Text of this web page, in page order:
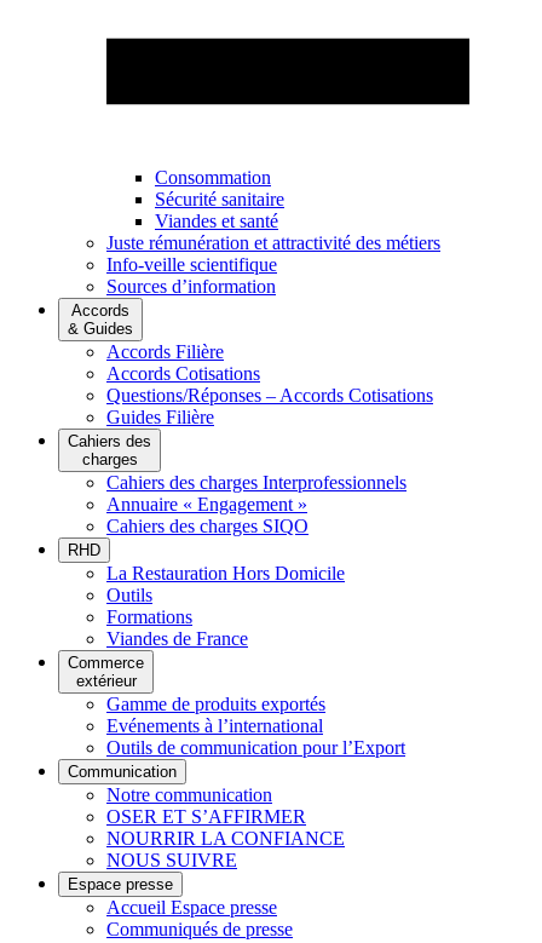
Consommation
Sécurité sanitaire
Viandes et santé
Juste rémunération et attractivité des métiers
Info-veille scientifique
Sources d’information
Accords
& Guides
Accords Filière
Accords Cotisations
Questions/Réponses – Accords Cotisations
Guides Filière
Cahiers des
charges
Cahiers des charges Interprofessionnels
Annuaire « Engagement »
Cahiers des charges SIQO
RHD
La Restauration Hors Domicile
Outils
Formations
Viandes de France
Commerce
extérieur
Gamme de produits exportés
Evénements à l’international
Outils de communication pour l’Export
Communication
Notre communication
OSER ET S’AFFIRMER
NOURRIR LA CONFIANCE
NOUS SUIVRE
Espace presse
Accueil Espace presse
Communiqués de presse